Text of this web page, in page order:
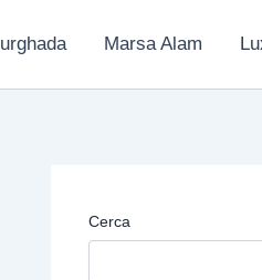
Marsa Alam
Cerca